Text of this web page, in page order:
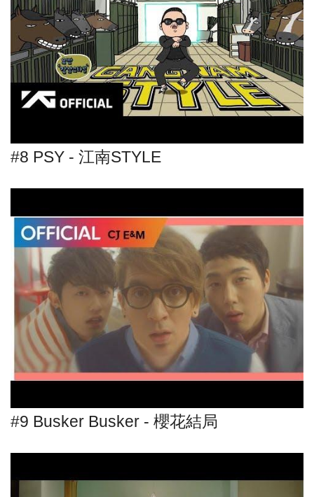
#8 PSY - 江南STYLE
#9 Busker Busker - 櫻花結局